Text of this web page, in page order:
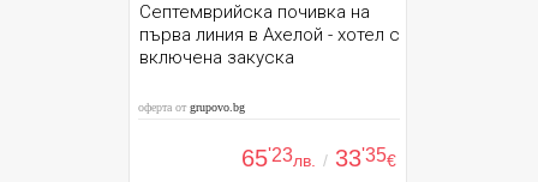
Септемврийска почивка на
първа линия в Ахелой - хотел с
включена закуска
оферта отgrupovo.bg
65'23лв. / 33'35€